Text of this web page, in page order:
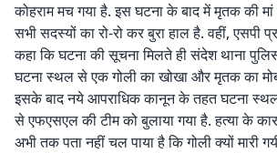
कोहराम मच गया है. इस घटना के बाद में मृतक की मां
सभी सदस्यों का रो-रो कर बुरा हाल है. वहीं, एसपी
कहा कि घटना की सूचना मिलते ही संदेश थाना
घटना स्थल से एक गोली का खोखा और मृतक का
इसके बाद नये आपराधिक कानून के तहत घटना
से एफएसएल की टीम को बुलाया गया है. हत्या के
अभी तक पता नहीं चल पाया है कि गोली क्यों मारी